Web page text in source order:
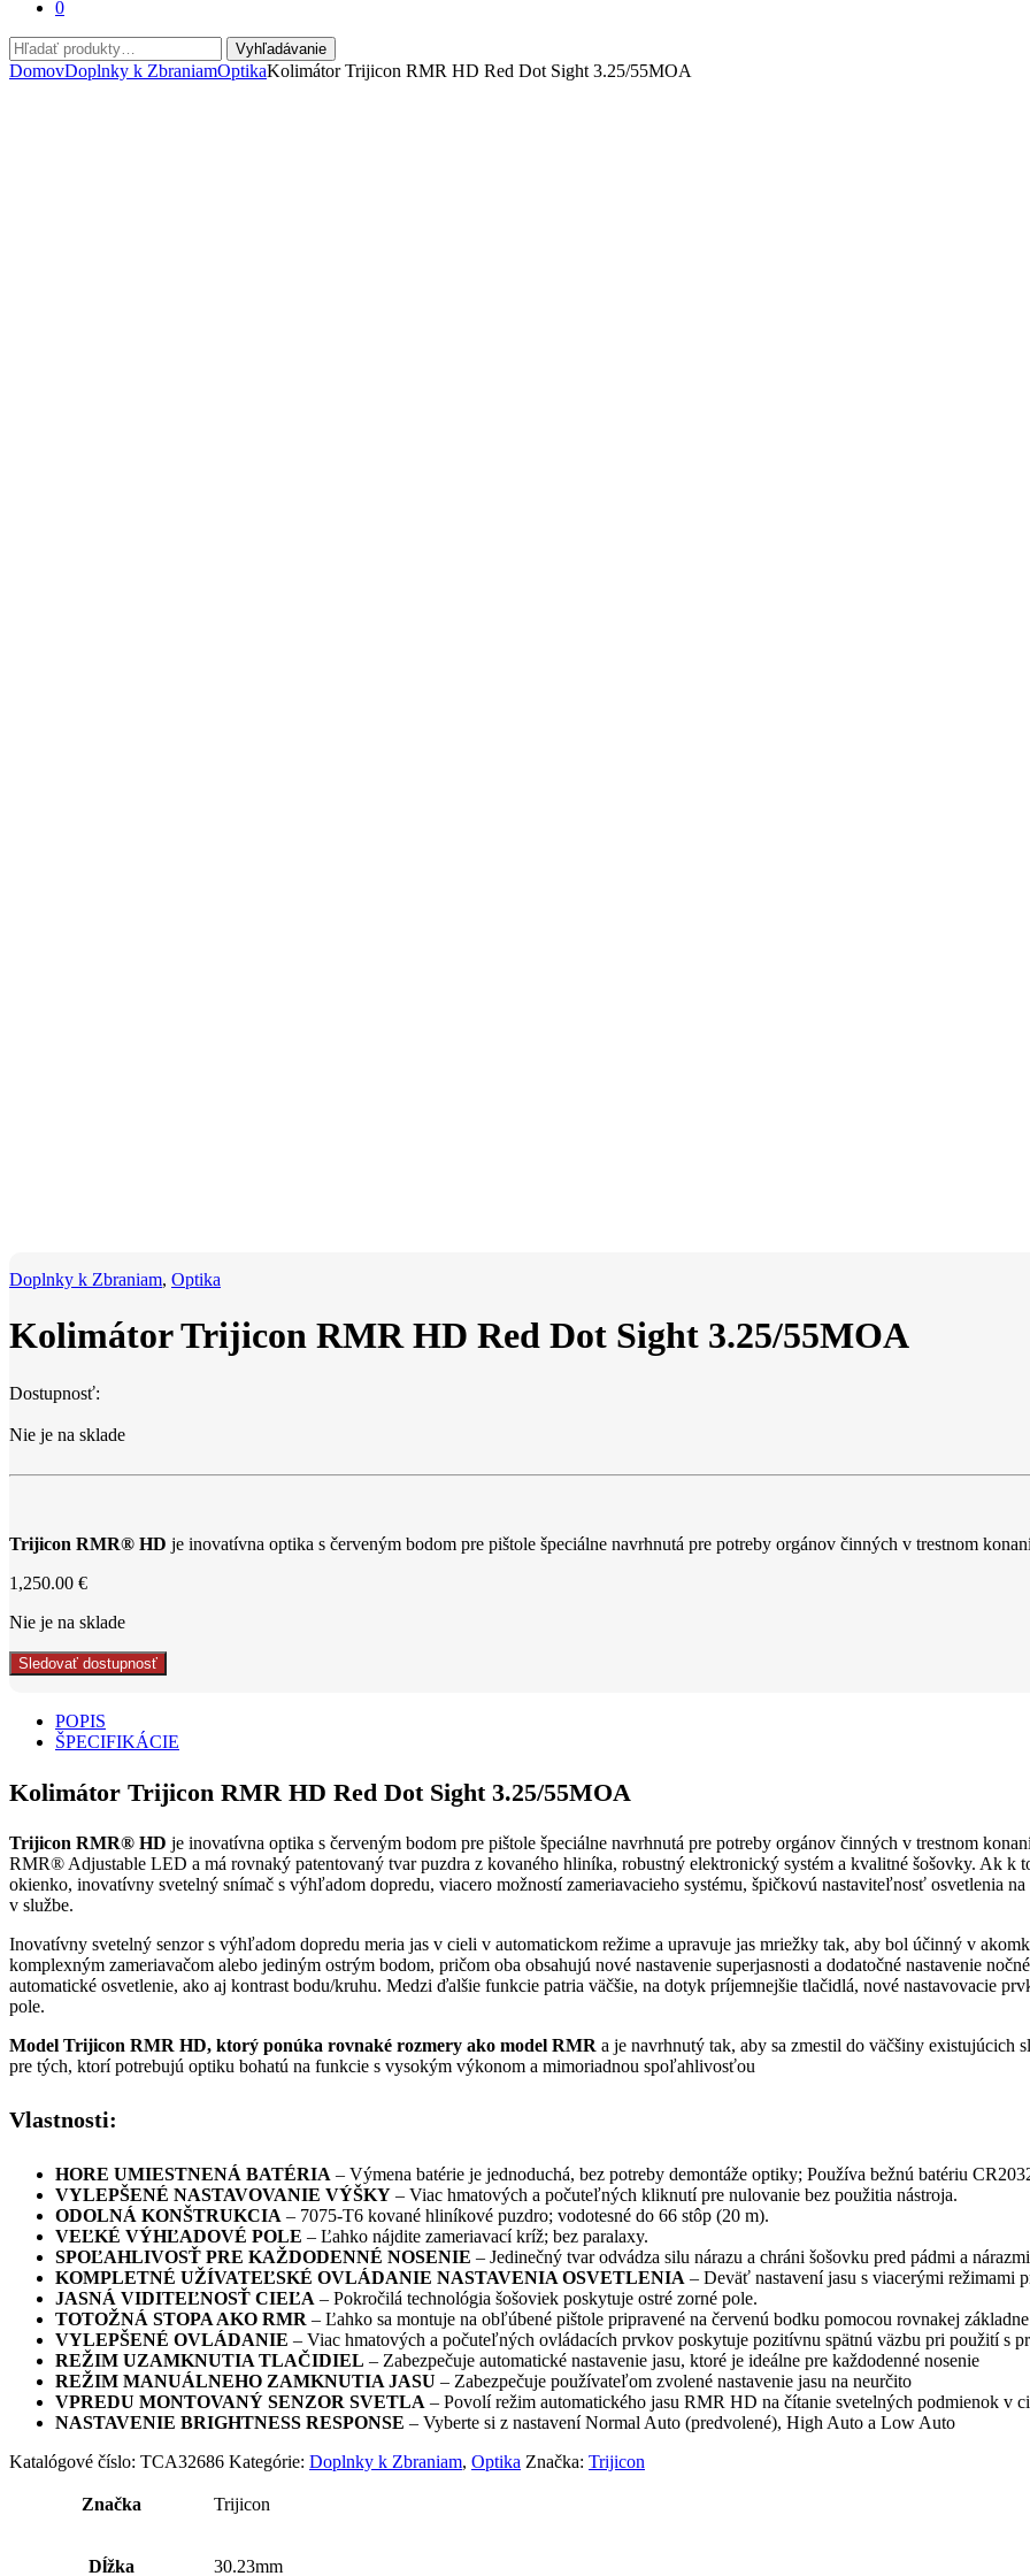
0
Hľadať:
Vyhľadávanie
DomovDoplnky k ZbraniamOptikaKolimátor Trijicon RMR HD Red Dot Sight 3.25/55MOA
Doplnky k Zbraniam, Optika
Kolimátor Trijicon RMR HD Red Dot Sight 3.25/55MOA
Dostupnosť:
Nie je na sklade
Trijicon RMR® HD je inovatívna optika s červeným bodom pre pištole špeciálne navrhnutá pre potreby orgánov činných v trestnom
1,250.00 €
Nie je na sklade
Sledovať dostupnosť
POPIS
ŠPECIFIKÁCIE
Kolimátor Trijicon RMR HD Red Dot Sight 3.25/55MOA
Trijicon RMR® HD je inovatívna optika s červeným bodom pre pištole špeciálne navrhnutá pre potreby orgánov činných v trestnom
RMR® Adjustable LED a má rovnaký patentovaný tvar puzdra z kovaného hliníka, robustný elektronický systém a kvalitné šošovky. Ak k
okienko, inovatívny svetelný snímač s výhľadom dopredu, viacero možností zameriavacieho systému, špičkovú nastaviteľnosť osvetlenia
v službe.
Inovatívny svetelný senzor s výhľadom dopredu meria jas v cieli v automatickom režime a upravuje jas mriežky tak, aby bol účinný v
komplexným zameriavačom alebo jediným ostrým bodom, pričom oba obsahujú nové nastavenie superjasnosti a dodatočné nastavenie
automatické osvetlenie, ako aj kontrast bodu/kruhu. Medzi ďalšie funkcie patria väčšie, na dotyk príjemnejšie tlačidlá, nové nastavovacie
pole.
Model Trijicon RMR HD, ktorý ponúka rovnaké rozmery ako model RMR a je navrhnutý tak, aby sa zmestil do väčšiny
pre tých, ktorí potrebujú optiku bohatú na funkcie s vysokým výkonom a mimoriadnou spoľahlivosťou
Vlastnosti:
HORE UMIESTNENÁ BATÉRIA – Výmena batérie je jednoduchá, bez potreby demontáže optiky; Používa bežnú batériu
VYLEPŠENÉ NASTAVOVANIE VÝŠKY – Viac hmatových a počuteľných kliknutí pre nulovanie bez použitia nástroja.
ODOLNÁ KONŠTRUKCIA – 7075-T6 kované hliníkové puzdro; vodotesné do 66 stôp (20 m).
VEĽKÉ VÝHĽADOVÉ POLE – Ľahko nájdite zameriavací kríž; bez paralaxy.
SPOĽAHLIVOSŤ PRE KAŽDODENNÉ NOSENIE – Jedinečný tvar odvádza silu nárazu a chráni šošovku pred pádmi a
KOMPLETNÉ UŽÍVATEĽSKÉ OVLÁDANIE NASTAVENIA OSVETLENIA – Deväť nastavení jasu s viacerými
JASNÁ VIDITEĽNOSŤ CIEĽA – Pokročilá technológia šošoviek poskytuje ostré zorné pole.
TOTOŽNÁ STOPA AKO RMR – Ľahko sa montuje na obľúbené pištole pripravené na červenú bodku pomocou rovnakej
VYLEPŠENÉ OVLÁDANIE – Viac hmatových a počuteľných ovládacích prvkov poskytuje pozitívnu spätnú väzbu pri použití s
REŽIM UZAMKNUTIA TLAČIDIEL – Zabezpečuje automatické nastavenie jasu, ktoré je ideálne pre každodenné nosenie
REŽIM MANUÁLNEHO ZAMKNUTIA JASU – Zabezpečuje používateľom zvolené nastavenie jasu na neurčito
VPREDU MONTOVANÝ SENZOR SVETLA – Povolí režim automatického jasu RMR HD na čítanie svetelných podmienok v
NASTAVENIE BRIGHTNESS RESPONSE – Vyberte si z nastavení Normal Auto (predvolené), High Auto a Low Auto
Katalógové číslo: TCA32686 Kategórie: Doplnky k Zbraniam, Optika Značka: Trijicon
Značka Trijicon
Dĺžka 30.23mm